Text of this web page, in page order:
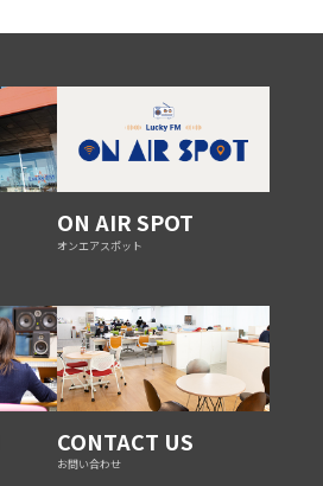
ON AIR SPOT
オンエアスポット
CONTACT US
お問い合わせ